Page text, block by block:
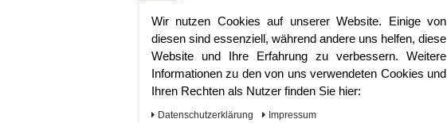
Wir nutzen Cookies auf unserer Website. Einige von
diesen sind essenziell, während andere uns helfen, diese
Website und Ihre Erfahrung zu verbessern. Weitere
Informationen zu den von uns verwendeten Cookies und
Ihren Rechten als Nutzer finden Sie hier:
Daten­schutz­erklärung Impressum